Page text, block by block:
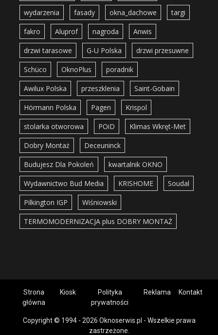
wydarzenia fasady okna_dachowe targi
fakro Aluprof nagroda Anwis
drzwi tarasowe G-U Polska drzwi przesuwne
Schüco OknoPlus poradnik
Awilux Polska przeszklenia Saint-Gobain
Hörmann Polska Pagen Krispol
stolarka otworowa POiD Klimas Wkręt-Met
Dobry Montaż Deceuninck
Budujesz Dla Pokoleń kwartalnik OKNO
Wydawnictwo Bud Media KRISHOME Soudal
Pilkington IGP Wiśniowski
TERMOMODERNIZACJA plus DOBRY MONTAŻ
Strona
główna
Kiosk
Polityka
prywatności
Reklama Kontakt
Copyright © 1994 - 2026 Oknoserwis.pl - Wszelkie prawa
zastrzeżone.